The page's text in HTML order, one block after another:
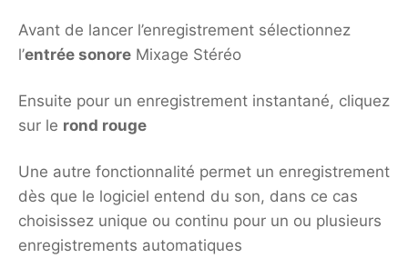
Avant de lancer l’enregistrement sélectionnez
l’entrée sonore Mixage Stéréo
Ensuite pour un enregistrement instantané, cliquez
sur le rond rouge
Une autre fonctionnalité permet un enregistrement
dès que le logiciel entend du son, dans ce cas
choisissez unique ou continu pour un ou plusieurs
enregistrements automatiques